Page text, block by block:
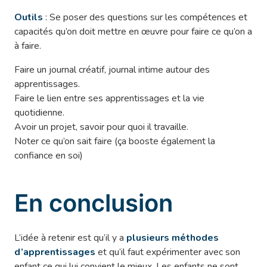
Outils : Se poser des questions sur les compétences et
capacités qu’on doit mettre en œuvre pour faire ce qu’on a
à faire.
Faire un journal créatif, journal intime autour des
apprentissages.
Faire le lien entre ses apprentissages et la vie
quotidienne.
Avoir un projet, savoir pour quoi il travaille.
Noter ce qu’on sait faire (ça booste également la
confiance en soi)
En conclusion
L’idée à retenir est qu’il y a plusieurs méthodes
d’apprentissages et qu’il faut expérimenter avec son